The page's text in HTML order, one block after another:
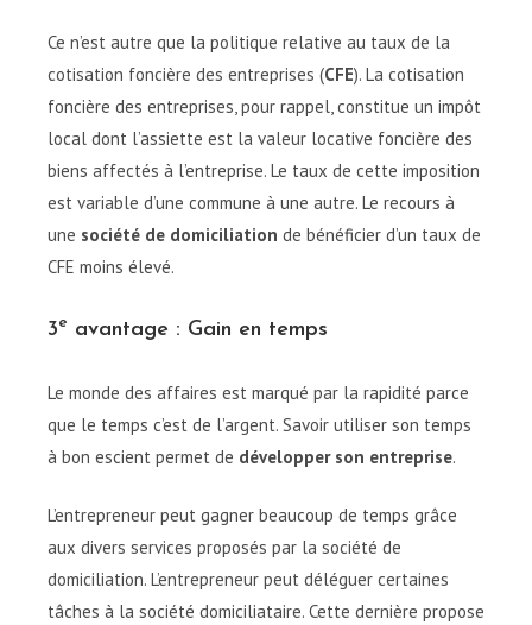
Ce n’est autre que la politique relative au taux de la
cotisation foncière des entreprises (CFE). La cotisation
foncière des entreprises, pour rappel, constitue un impôt
local dont l’assiette est la valeur locative foncière des
biens affectés à l’entreprise. Le taux de cette imposition
est variable d’une commune à une autre. Le recours à
une société de domiciliation de bénéficier d’un taux de
CFE moins élevé.
3e avantage : Gain en temps
Le monde des affaires est marqué par la rapidité parce
que le temps c’est de l’argent. Savoir utiliser son temps
à bon escient permet de développer son entreprise.
L’entrepreneur peut gagner beaucoup de temps grâce
aux divers services proposés par la société de
domiciliation. L’entrepreneur peut déléguer certaines
tâches à la société domiciliataire. Cette dernière propose